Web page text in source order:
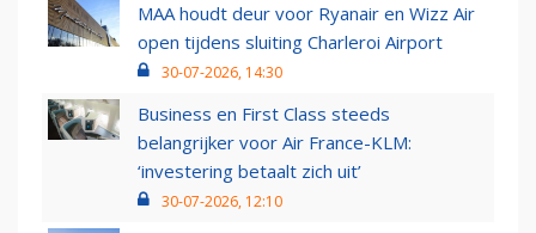
MAA houdt deur voor Ryanair en Wizz Air
open tijdens sluiting Charleroi Airport
30-07-2026, 14:30
Business en First Class steeds
belangrijker voor Air France-KLM:
‘investering betaalt zich uit’
30-07-2026, 12:10